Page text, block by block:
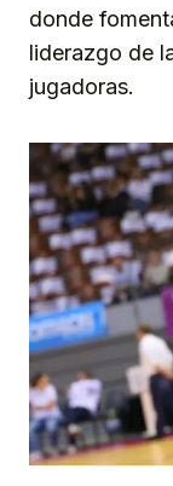
donde
liderazgo de
jugadoras.